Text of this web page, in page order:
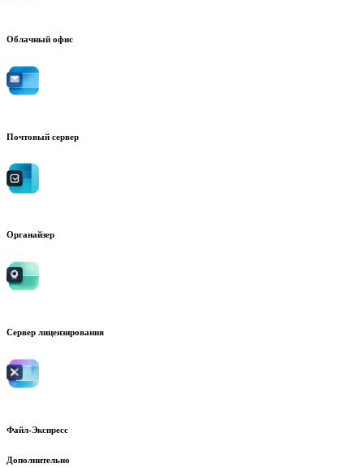
Облачный офис
Почтовый сервер
Органайзер
Сервер лицензирования
Файл-Экспресс
Дополнительно